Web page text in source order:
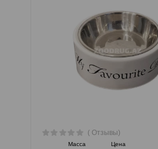
( Отзывы)
Масса Цена